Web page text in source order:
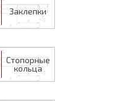
Заклепки
Стопорные
кольца